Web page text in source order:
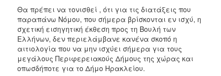
Θα πρέπει να τονισθεί , ότι για τις διατάξεις που
παραπάνω Νόμου, που σήμερα βρίσκονται εν ισχύ, η
σχετική εισηγητική έκθεση προς τη Βουλή των
Ελλήνων, δεν περιελάμβανε κανένα σκοπό η
αιτιολογία που να μην ισχύει σήμερα για τους
μεγάλους Περιφερειακούς Δήμους της χώρας και
οπωσδήποτε για το Δήμο Ηρακλείου.